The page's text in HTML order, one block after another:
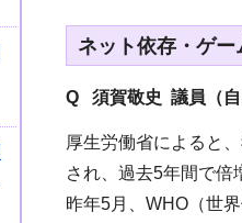
ネット依存・ゲ
Q 須賀敬史 議員（
厚生労働省によると
され、過去5年間で倍
昨年5月、WHO（世